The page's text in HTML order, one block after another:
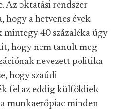
Az oktatási rendszer
hogy a hetvenes évek
mintegy 40 százaléka úgy
hogy nem tanult meg
nevezett politika
hogy szaúdi
fel az eddig külföldiek
munkaerőpiac minden